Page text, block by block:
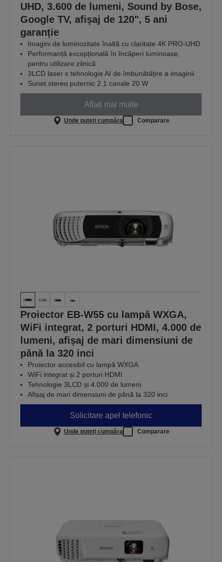
UHD, 3.600 de lumeni, Sound by Bose,
Google TV, afișaj de 120", 5 ani
garanție
Imagini de luminozitate înaltă cu claritate 4K PRO-UHD
Performanță excepțională în încăperi luminoase,
pentru utilizare zilnică
3LCD laser x tehnologie AI de îmbunătățire a imaginii
Sunet stereo puternic 2.1 canale 20 W
Aflați mai multe
Unde puteți cumpăra Comparare
Proiector EB-W55 cu lampă WXGA,
WiFi integrat, 2 porturi HDMI, 4.000 de
lumeni, afișaj de mari dimensiuni de
până la 320 inci
Proiector accesibil cu lampă WXGA
WiFi integrat și 2 porturi HDMI
Tehnologie 3LCD și 4.000 de lumeni
Afișaj de mari dimensiuni de până la 320 inci
Solicitare apel telefonic
Unde puteți cumpăra Comparare